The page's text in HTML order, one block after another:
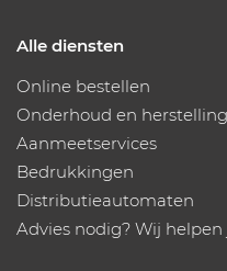
Alle diensten
Online bestellen
Onderhoud en herstelling
Aanmeetservices
Bedrukkingen
Distributieautomaten
Advies nodig? Wij helpen